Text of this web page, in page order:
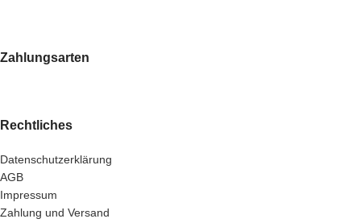
Zahlungsarten
Rechtliches
Datenschutzerklärung
AGB
Impressum
Zahlung und Versand